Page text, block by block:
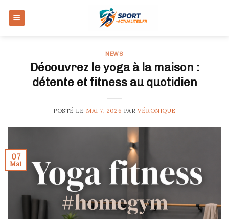
NEWS
Découvrez le yoga à la maison :
détente et fitness au quotidien
POSTÉ LE MAI 7, 2026 PAR VÉRONIQUE
07
Mai